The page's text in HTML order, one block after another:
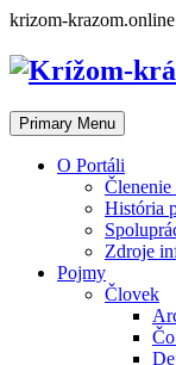
Skip
content
krizom-krazom.online
Primary Menu
O Portáli
Členenie
História
Zdroje
Pojmy
Človek